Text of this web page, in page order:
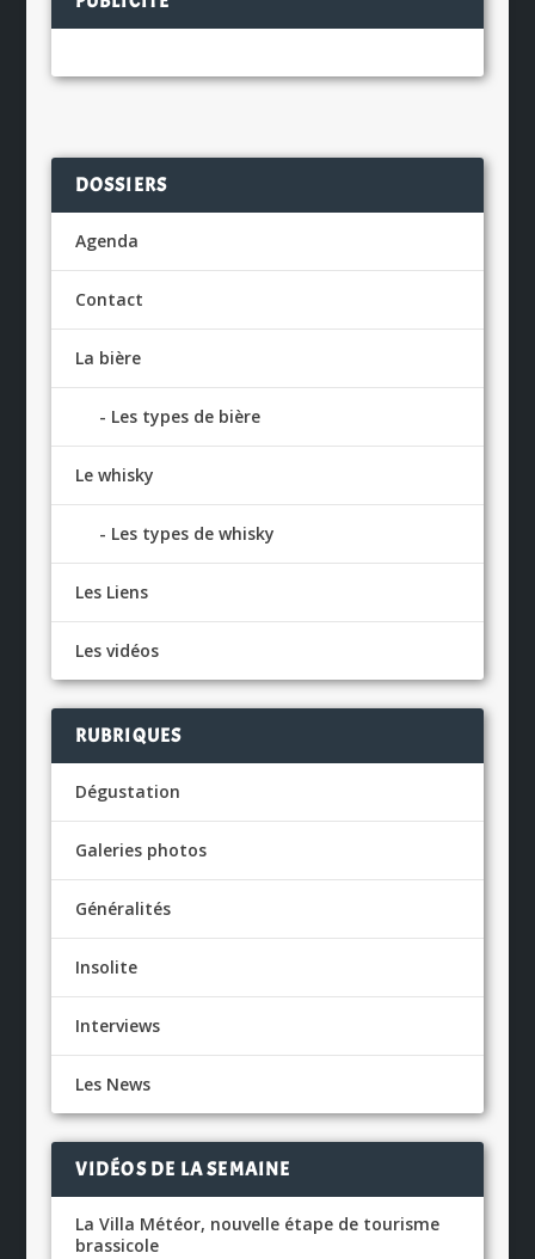
DOSSIERS
Agenda
Contact
La bière
Les types de bière
Le whisky
Les types de whisky
Les Liens
Les vidéos
RUBRIQUES
Dégustation
Galeries photos
Généralités
Insolite
Interviews
Les News
VIDÉOS DE LA SEMAINE
La Villa Météor, nouvelle étape de tourisme
brassicole